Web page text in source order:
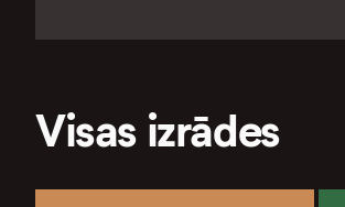
Visas izrādes